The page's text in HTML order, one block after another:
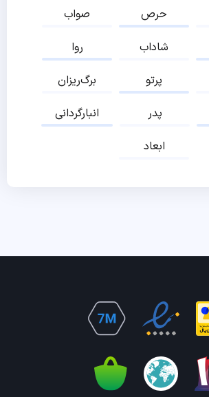
صواب
حرص
روا
شاداب
برگ‌ریزان
پرتو
انبارگردانی
پدر
ابعاد